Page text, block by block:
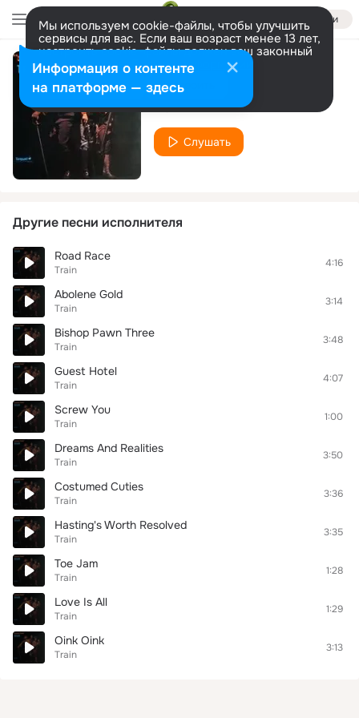
Войти
Мы используем cookie-файлы, чтобы улучшить
сервисы для вас. Если ваш возраст менее 13 лет,
настроить cookie-файлы должен ваш законный
представитель. Больше информации
Разрешить все Настроить
Lilly White
Train
Слушать
Другие песни исполнителя
Road Race
Train
4:16
Abolene Gold
Train
3:14
Bishop Pawn Three
Train
3:48
Guest Hotel
Train
4:07
Screw You
Train
1:00
Dreams And Realities
Train
3:50
Costumed Cuties
Train
3:36
Hasting's Worth Resolved
Train
3:35
Toe Jam
Train
1:28
Love Is All
Train
1:29
Oink Oink
Train
3:13
Информация о контенте
на платформе — здесь